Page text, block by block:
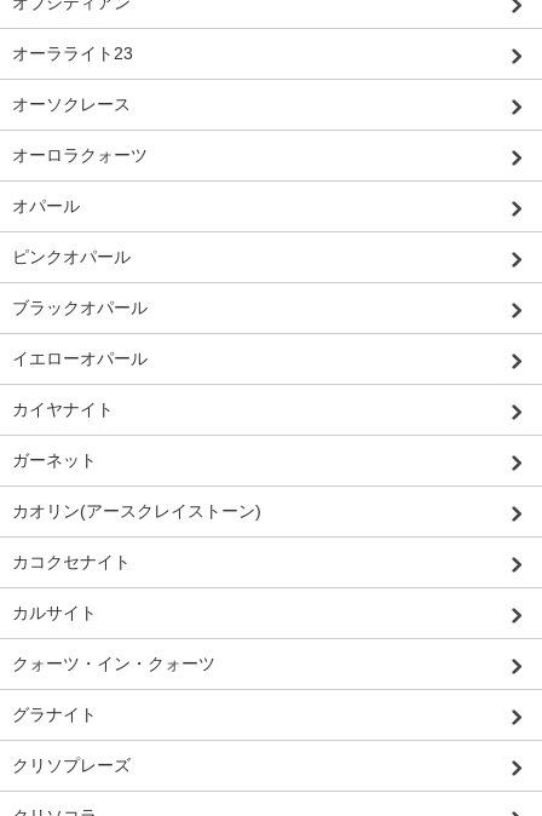
オーラライト23
オーソクレース
オーロラクォーツ
オパール
ピンクオパール
ブラックオパール
イエローオパール
カイヤナイト
ガーネット
カオリン(アースクレイストーン)
カコクセナイト
カルサイト
クォーツ・イン・クォーツ
グラナイト
クリソプレーズ